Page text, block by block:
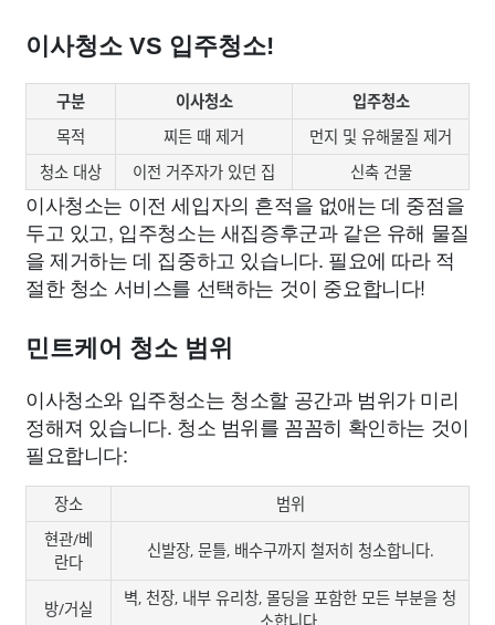
이사청소 VS 입주청소!
구분 이사청소
입주청소
목적
찌든 때 제거
먼지 및 유해물질 제거
청소 대상
이전 거주자가 있던 집 신축 건물
이사청소는 이전 세입자의 흔적을 없애는 데 중점을
두고 있고, 입주청소는 새집증후군과 같은 유해 물질
을 제거하는 데 집중하고 있습니다. 필요에 따라 적
절한 청소 서비스를 선택하는 것이 중요합니다!
민트케어 청소 범위
이사청소와 입주청소는 청소할 공간과 범위가 미리
정해져 있습니다. 청소 범위를 꼼꼼히 확인하는 것이
필요합니다:
장소
범위
현관/베
란다
신발장, 문틀, 배수구까지 철저히 청소합니다.
방/거실
벽, 천장, 내부 유리창, 몰딩을 포함한 모든 부분을 청